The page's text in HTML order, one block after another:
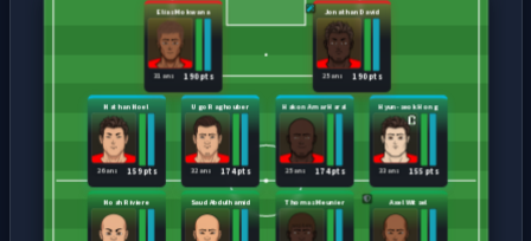
Noah Riviere Saud Abdulhamid Thomas Meunier Axel Witsel
Nathan Noel
159 pts
26 ans
Ugo Raghouber
174 pts
32 ans
Hakon Arnar Haral
174 pts
25 ans
Hyun-seok Hong
155 pts
33 ans
Elias Mokwana
190 pts
31 ans
Jonathan David
190 pts
25 ans